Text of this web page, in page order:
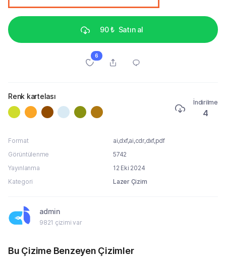
90 ₺ Satın al
6
Renk kartelası
İndirilme
4
Format
ai,dxf,ai,cdr,dxf,pdf
Görüntülenme
5742
Yayınlanma
12 Eki 2024
Kategori
Lazer Çizim
admin
9821 çizimi var
Bu Çizime Benzeyen Çizimler